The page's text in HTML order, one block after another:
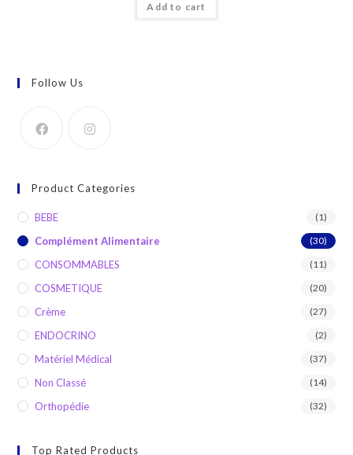
Add to cart
Follow Us
Product Categories
BEBE (1)
Complément Alimentaire (30)
CONSOMMABLES (11)
COSMETIQUE (20)
Crème (27)
ENDOCRINO (2)
Matériel Médical (37)
Non Classé (14)
Orthopédie (32)
Top Rated Products